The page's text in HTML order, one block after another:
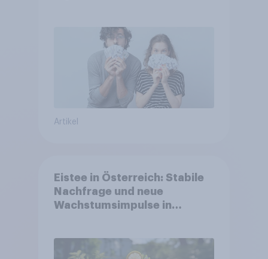
Artikel
Eistee in Österreich: Stabile
Nachfrage und neue
Wachstumsimpulse in